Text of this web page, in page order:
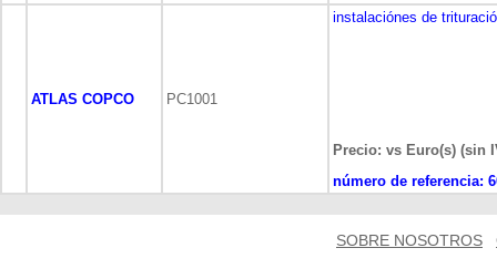
ATLAS COPCO PC1001
instalaciónes de
Precio: vs Euro(s) (sin
número de referencia:
SOBRE NOSOTROS